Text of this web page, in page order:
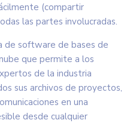
(compartir
las partes involucradas.
de software de bases de
que permite a los
de la industria
sus archivos de proyectos,
en una
desde cualquier